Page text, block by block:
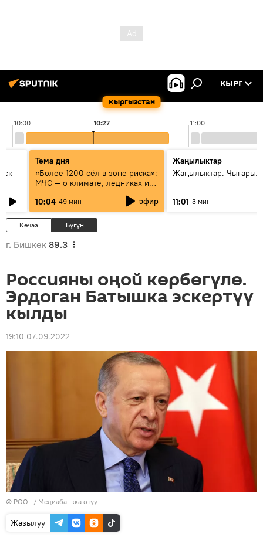
Кыргызстан
КЫРГ
10:00 11:00
10:27
Тема дня
«Более 1200 сёл в зоне риска»:
МЧС — о климате, ледниках и
населения
10:04 49 мин эфир
Жаңылыктар
Жаңылыктар.
11:01 3 мин
Кечээ Бүгүн
г. Бишкек 89.3
Россияны оңой көрбөгүлө.
Эрдоган Батышка эскертүү
кылды
19:10 07.09.2022
© POOL / Медиабанкка өтүү
Жазылуу